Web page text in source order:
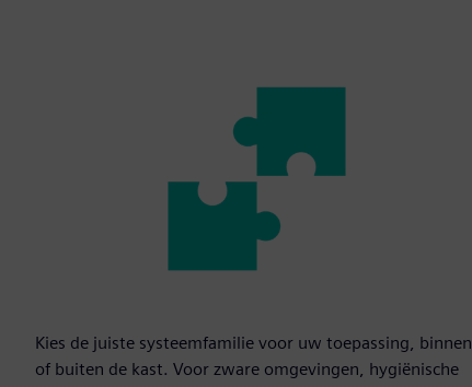
Kies de juiste systeemfamilie voor uw toepassing, binnen
of buiten de kast. Voor zware omgevingen, hygiënische